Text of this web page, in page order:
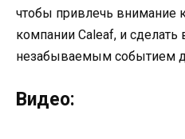
чтобы привлечь внимание
компании Caleaf, и сделать
незабываемым событием
Видео: